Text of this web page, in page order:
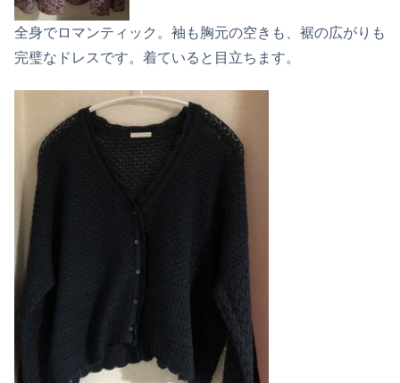
全身でロマンティック。袖も胸元の空きも、裾の広がりも
完璧なドレスです。着ていると目立ちます。